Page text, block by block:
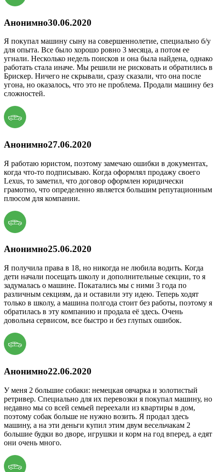
Анонимно30.06.2020
Я покупал машину сыну на совершеннолетие, специально б/у
для опыта. Все было хорошо ровно 3 месяца, а потом ее
угнали. Несколько недель поисков и она была найдена, однако
работать стала иначе. Мы решили не рисковать и обратились в
Брискер. Ничего не скрывали, сразу сказали, что она после
угона, но оказалось, что это не проблема. Продали машину без
сложностей.
Анонимно27.06.2020
Я работаю юристом, поэтому замечаю ошибки в документах,
когда что-то подписываю. Когда оформлял продажу своего
Lexus, то заметил, что договор оформлен юридически
грамотно, что определенно является большим репутационным
плюсом для компании.
Анонимно25.06.2020
Я получила права в 18, но никогда не любила водить. Когда
дети начали посещать школу и дополнительные секции, то я
задумалась о машине. Покатались мы с ними 3 года по
различным секциям, да и оставили эту идею. Теперь ходят
только в школу, а машина полгода стоит без работы, поэтому я
обратилась в эту компанию и продала её здесь. Очень
довольна сервисом, все быстро и без глупых ошибок.
Анонимно22.06.2020
У меня 2 большие собаки: немецкая овчарка и золотистый
ретривер. Специально для их перевозки я покупал машину, но
недавно мы со всей семьей переехали из квартиры в дом,
поэтому собак больше не нужно возить. Я продал здесь
машину, а на эти деньги купил этим двум весельчакам 2
большие будки во дворе, игрушки и корм на год вперед, а едят
они очень много.